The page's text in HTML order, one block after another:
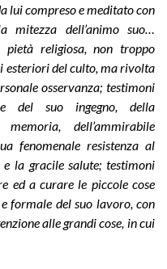
lui compreso e meditato con
mitezza dell’animo suo…
pietà religiosa, non troppo
esteriori del culto, ma rivolta
osservanza; testimoni
del suo ingegno, della
dell’ammirabile
fenomenale resistenza al
la gracile salute; testimoni
ed a curare le piccole cose
formale del suo lavoro, con
alle grandi cose, in cui